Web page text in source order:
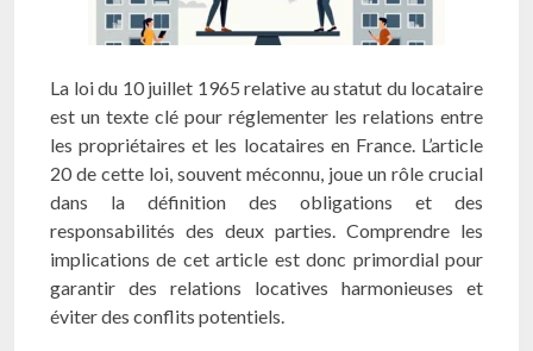
La loi du 10 juillet 1965 relative au statut du locataire
est un texte clé pour réglementer les relations entre
les propriétaires et les locataires en France. L’article
20 de cette loi, souvent méconnu, joue un rôle crucial
dans la définition des obligations et des
responsabilités des deux parties. Comprendre les
implications de cet article est donc primordial pour
garantir des relations locatives harmonieuses et
éviter des conflits potentiels.